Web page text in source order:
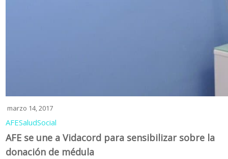
marzo 14, 2017
AFESaludSocial
AFE se une a Vidacord para sensibilizar sobre la
donación de médula